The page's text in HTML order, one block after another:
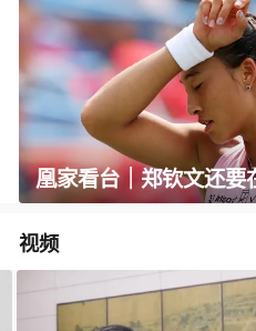
凰家看台｜郑钦文还要
视频